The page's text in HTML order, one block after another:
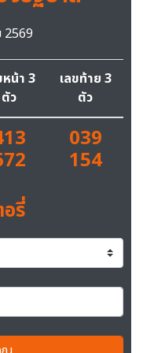
2569
หน้า 3
ตัว
เลขท้าย 3
ตัว
039
154
รี่